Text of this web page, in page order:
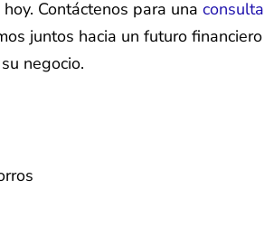
Contáctenos para una consulta
juntos hacia un futuro financiero
negocio.